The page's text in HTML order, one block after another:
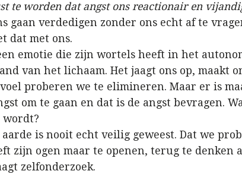
te worden dat angst ons reactionair en
gaan verdedigen zonder ons echt af te
dat met ons.
emotie die zijn wortels heeft in het
van het lichaam. Het jaagt ons op, maakt
proberen we te elimineren. Maar er is
om te gaan en dat is de angst bevragen.
wordt?
aarde is nooit echt veilig geweest. Dat we
zijn ogen maar te openen, terug te denken
zelfonderzoek.